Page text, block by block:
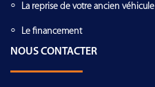
La reprise de votre ancien véhicule
Le financement
NOUS CONTACTER